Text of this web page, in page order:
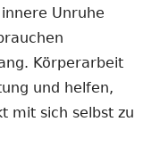
Unruhe
Körperarbeit
und helfen,
mit sich selbst zu